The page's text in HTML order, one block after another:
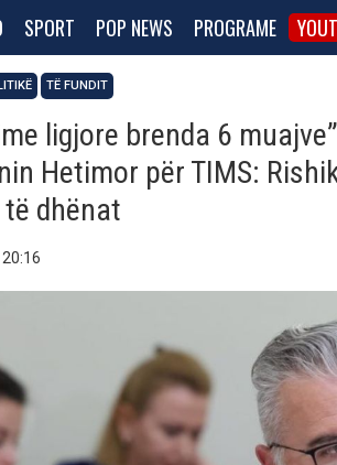
SPORT POP NEWS PROGRAME
TË FUNDIT
ligjore brenda 6
Hetimor për TIMS:
dhënat